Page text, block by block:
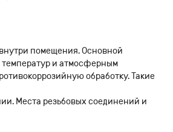
помещения. Основной
температур и атмосферным
обработку. Такие
Места резьбовых соединений и